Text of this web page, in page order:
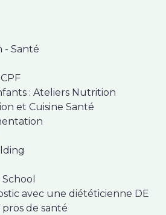
- Santé
: Ateliers Nutrition
et Cuisine Santé
avec une diététicienne DE
de santé